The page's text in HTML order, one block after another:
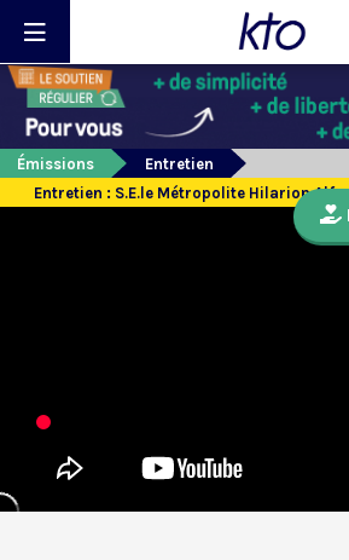
Émissions
Entretien
Entretien : S.E.le Métropolite Hilarion